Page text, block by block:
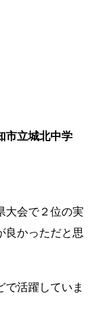
市立城北中学
大会で２位の実
良かっただと思
で活躍していま